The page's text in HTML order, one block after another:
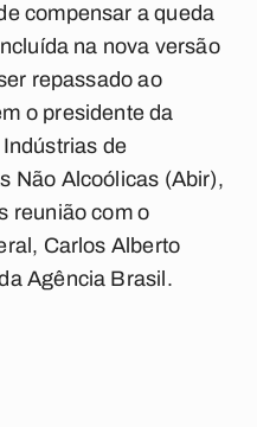
compensar a queda
na nova versão
repassado ao
o presidente da
de
Não Alcoólicas (Abir),
reunião com o
Carlos Alberto
Agência Brasil.